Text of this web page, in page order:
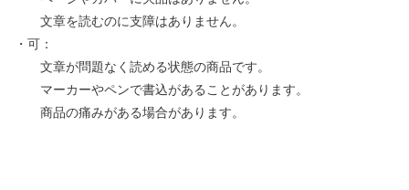
文章を読むのに支障はありません。
・可：
文章が問題なく読める状態の商品です。
マーカーやペンで書込があることがあります。
商品の痛みがある場合があります。